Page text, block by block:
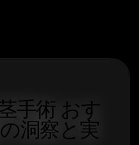
手術 おす
洞察と実